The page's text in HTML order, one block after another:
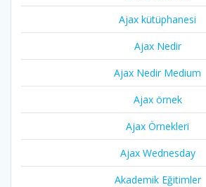
Ajax kütüphanesi
Ajax Nedir
Ajax Nedir Medium
Ajax örnek
Ajax Örnekleri
Ajax Wednesday
Akademik Eğitimler